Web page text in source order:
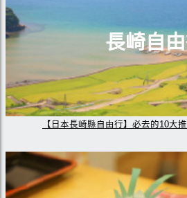
長崎自
【日本長崎縣自由行】必去的10大